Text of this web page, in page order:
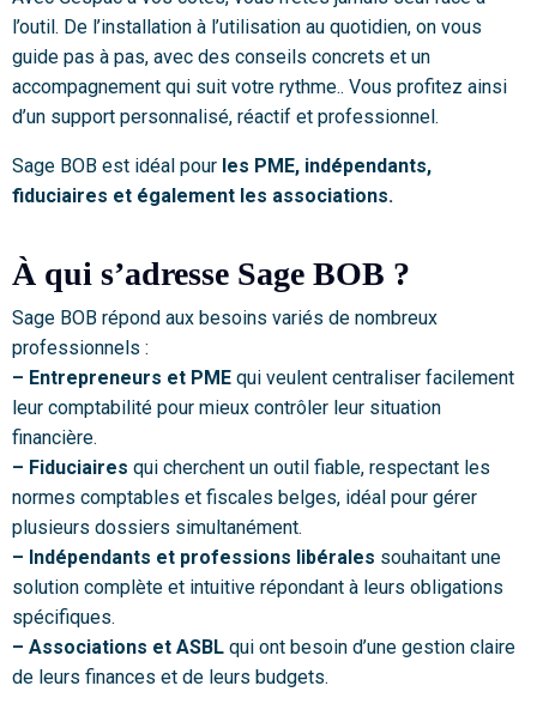
l’outil. De l’installation à l’utilisation au quotidien, on vous
guide pas à pas, avec des conseils concrets et un
accompagnement qui suit votre rythme.. Vous profitez ainsi
d’un support personnalisé, réactif et professionnel.
Sage BOB est idéal pour les PME, indépendants,
fiduciaires et également les associations.
À qui s’adresse Sage BOB ?
Sage BOB répond aux besoins variés de nombreux
professionnels :
– Entrepreneurs et PME qui veulent centraliser facilement
leur comptabilité pour mieux contrôler leur situation
financière.
– Fiduciaires qui cherchent un outil fiable, respectant les
normes comptables et fiscales belges, idéal pour gérer
plusieurs dossiers simultanément.
– Indépendants et professions libérales souhaitant une
solution complète et intuitive répondant à leurs obligations
spécifiques.
– Associations et ASBL qui ont besoin d’une gestion claire
de leurs finances et de leurs budgets.